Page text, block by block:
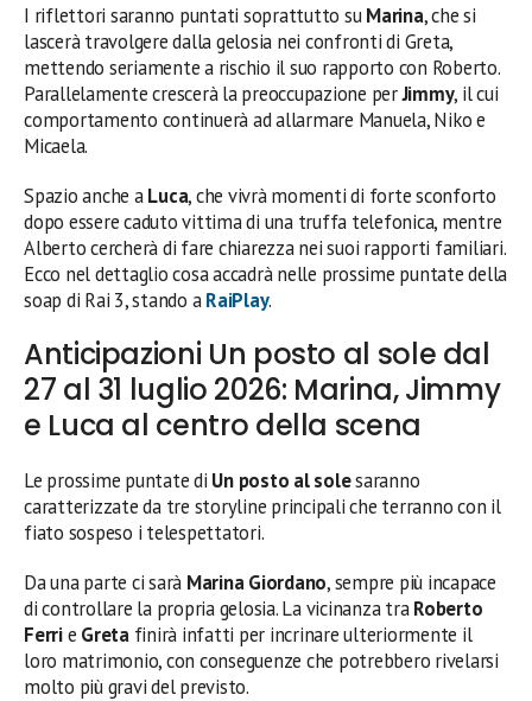
I riflettori saranno puntati soprattutto suMarina, che si
lascerà travolgere dalla gelosia nei confronti di Greta,
mettendo seriamente a rischio il suo rapporto con Roberto.
Parallelamente crescerà la preoccupazione perJimmy, il cui
comportamento continuerà ad allarmare Manuela, Niko e
Micaela.
Spazio anche aLuca, che vivrà momenti di forte sconforto
dopo essere caduto vittima di una truffa telefonica, mentre
Alberto cercherà di fare chiarezza nei suoi rapporti familiari.
Ecco nel dettaglio cosa accadrà nelle prossime puntate della
soap di Rai 3, stando aRaiPlay.
Anticipazioni Un posto al sole dal
27 al 31 luglio 2026: Marina, Jimmy
e Luca al centro della scena
Le prossime puntate di Un posto al solesaranno
caratterizzate da tre storyline principali che terranno con il
fiato sospeso i telespettatori.
Da una parte ci sarà Marina Giordano, sempre più incapace
di controllare la propria gelosia. La vicinanza traRoberto
Ferrie Gretafinirà infatti per incrinare ulteriormente il
loro matrimonio, con conseguenze che potrebbero rivelarsi
molto più gravi del previsto.